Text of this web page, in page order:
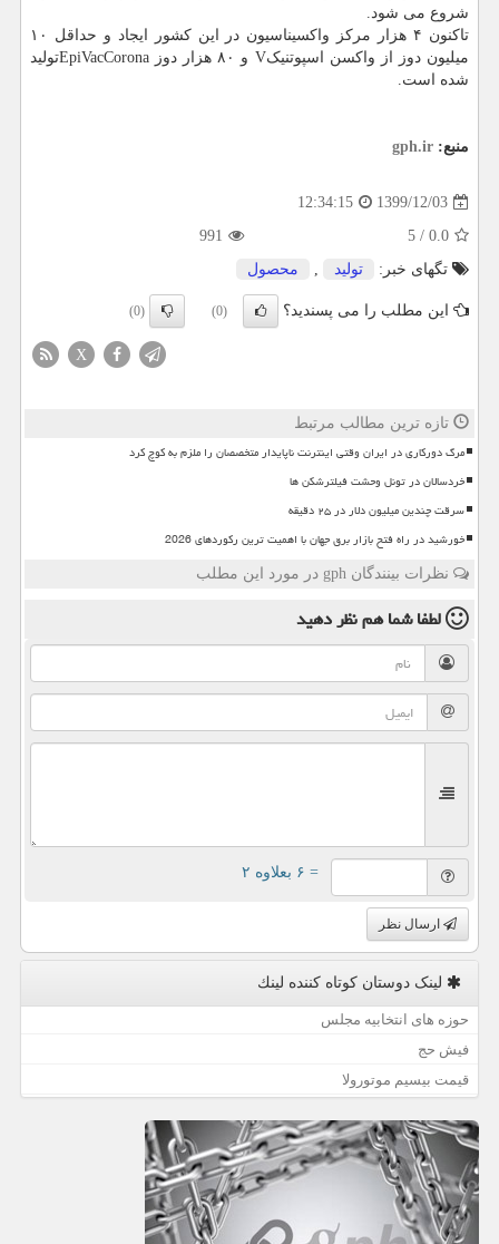
شروع می شود.
تاکنون ۴ هزار مرکز واکسیناسیون در این کشور ایجاد و حداقل ۱۰
میلیون دوز از واکسن اسپوتنیکV و ۸۰ هزار دوز EpiVacCoronaتولید
شده است.
منبع: gph.ir
1399/12/03
12:34:15
0.0
/
5
991
تگهای خبر:
تولید , محصول
این مطلب را می پسندید؟ (0)
(0)
X
تازه ترین مطالب مرتبط
مرگ دورکاری در ایران وقتی اینترنت ناپایدار متخصصان را ملزم به کوچ کرد
خردسالان در تونل وحشت فیلترشکن ها
سرقت چندین میلیون دلار در ۲۵ دقیقه
خورشید در راه فتح بازار برق جهان با اهمیت ترین رکوردهای 2026
نظرات بینندگان gph در مورد این مطلب
لطفا شما همنظر دهید
= ۶ بعلاوه ۲
ارسال نظر
لینک دوستان كوتاه كننده لینك
حوزه های انتخابیه مجلس
فیش حج
قیمت بیسیم موتورولا